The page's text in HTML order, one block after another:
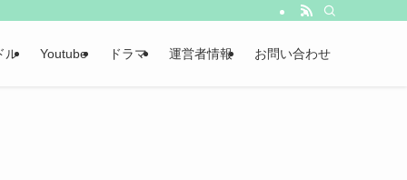
ル Youtube ドラマ 運営者情報 お問い合わせ